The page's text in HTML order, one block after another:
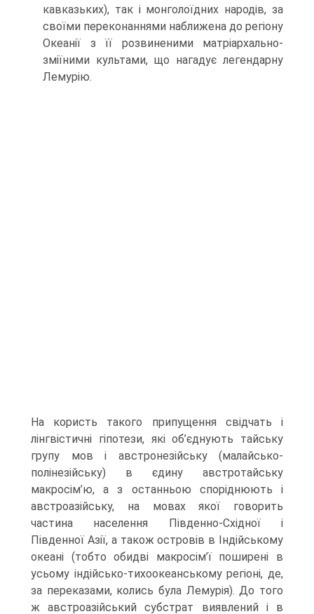
кавказьких), так і монголоїдних народів, за
своїми переконаннями наближена до регіону
Океанії з її розвиненими матріархально-
зміїними культами, що нагадує легендарну
Лемурію.
На користь такого припущення свідчать і
лінгвістичні гіпоте­зи, які об’єднують тайську
групу мов і австронезійську (малайсько-
полінезійську) в єдину австротайську
макросім’ю, а з останньою споріднюють і
австроазійську, на мовах якої говорить
частина населення Південно-Східної і
Південної Азії, а також островів в Індійському
океані (тобто обидві макросім’ї поширені в
усьо­му індійсько-тихоокеанському регіоні, де,
за переказами, колись була Лемурія). До того
ж австроазійський субстрат виявлений і в